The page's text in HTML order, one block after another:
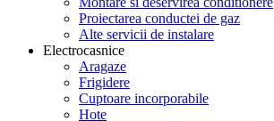
Proiectarea conductei de gaz
Alte servicii de instalare
Electrocasnice
Aragaze
Frigidere
Cuptoare incorporabile
Hote